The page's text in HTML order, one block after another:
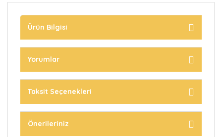
Ürün Bilgisi
Yorumlar
Taksit Seçenekleri
Önerileriniz